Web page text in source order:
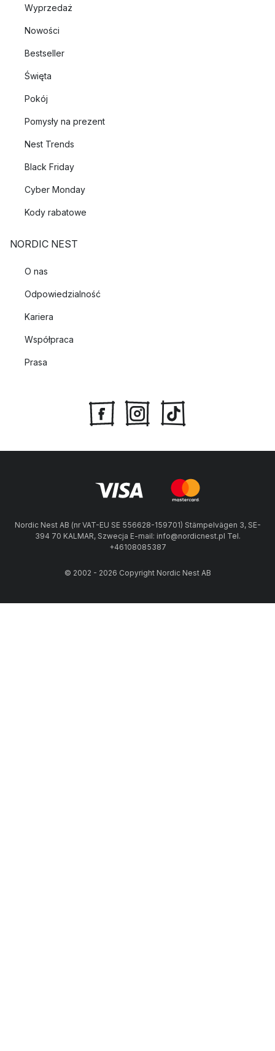
Wyprzedaż
Nowości
Bestseller
Święta
Pokój
Pomysły na prezent
Nest Trends
Black Friday
Cyber Monday
Kody rabatowe
NORDIC NEST
O nas
Odpowiedzialność
Kariera
Współpraca
Prasa
Nordic Nest AB (nr VAT-EU SE 556628-159701) Stämpelvägen 3, SE-
394 70 KALMAR, Szwecja E-mail: info@nordicnest.pl Tel.
+46108085387
© 2002 - 2026 Copyright Nordic Nest AB